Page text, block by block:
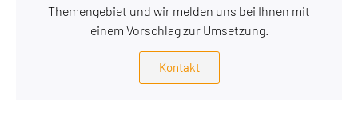
Themengebiet und wir melden uns bei Ihnen mit
einem Vorschlag zur Umsetzung.
Kontakt